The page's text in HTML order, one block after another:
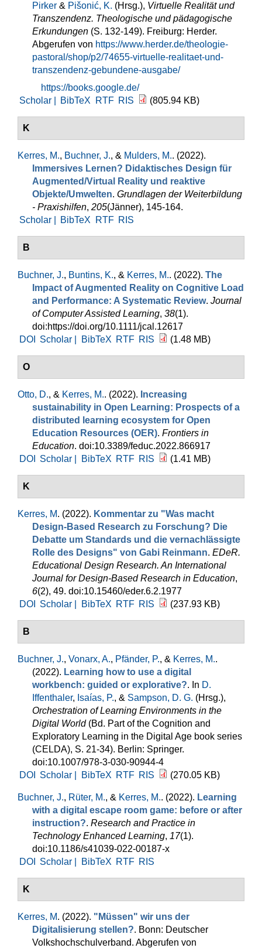
Pirker & Pišonić, K. (Hrsg.), Virtuelle Realität und
Transzendenz. Theologische und pädagogische
Erkundungen (S. 132-149). Freiburg: Herder.
Abgerufen von https://www.herder.de/theologie-
pastoral/shop/p2/74655-virtuelle-realitaet-und-
transzendenz-gebundene-ausgabe/
https://books.google.de/
Scholar |
BibTeX RTF RIS (805.94 KB)
K
Kerres, M., Buchner, J., & Mulders, M.. (2022).
Immersives Lernen? Didaktisches Design für
Augmented/Virtual Reality und reaktive
Objekte/Umwelten. Grundlagen der Weiterbildung
- Praxishilfen, 205(Jänner), 145-164.
Scholar |
BibTeX RTF RIS
B
Buchner, J., Buntins, K., & Kerres, M.. (2022). The
Impact of Augmented Reality on Cognitive Load
and Performance: A Systematic Review. Journal
of Computer Assisted Learning, 38(1).
doi:https://doi.org/10.1111/jcal.12617
DOI
Scholar | BibTeX RTF RIS (1.48 MB)
O
Otto, D., & Kerres, M.. (2022). Increasing
sustainability in Open Learning: Prospects of a
distributed learning ecosystem for Open
Education Resources (OER). Frontiers in
Education. doi:10.3389/feduc.2022.866917
DOI
Scholar | BibTeX RTF RIS (1.41 MB)
K
Kerres, M. (2022). Kommentar zu "Was macht
Design-Based Research zu Forschung? Die
Debatte um Standards und die vernachlässigte
Rolle des Designs" von Gabi Reinmann. EDeR.
Educational Design Research. An International
Journal for Design-Based Research in Education,
6(2), 49. doi:10.15460/eder.6.2.1977
DOI
Scholar | BibTeX RTF RIS (237.93 KB)
B
Buchner, J., Vonarx, A., Pfänder, P., & Kerres, M..
(2022). Learning how to use a digital
workbench: guided or explorative?. In D.
Iffenthaler, Isaías, P., & Sampson, D. G. (Hrsg.),
Orchestration of Learning Environments in the
Digital World(Bd. Part of the Cognition and
Exploratory Learning in the Digital Age book series
(CELDA), S. 21-34). Berlin: Springer.
doi:10.1007/978-3-030-90944-4
DOI
Scholar | BibTeX RTF RIS (270.05 KB)
Buchner, J., Rüter, M., & Kerres, M.. (2022). Learning
with a digital escape room game: before or after
instruction?. Research and Practice in
Technology Enhanced Learning, 17(1).
doi:10.1186/s41039-022-00187-x
DOI
Scholar | BibTeX RTF RIS
K
Kerres, M. (2022). "Müssen" wir uns der
Digitalisierung stellen?. Bonn: Deutscher
Volkshochschulverband. Abgerufen von